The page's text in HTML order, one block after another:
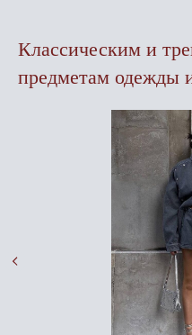
Классическим и
предметам одежды